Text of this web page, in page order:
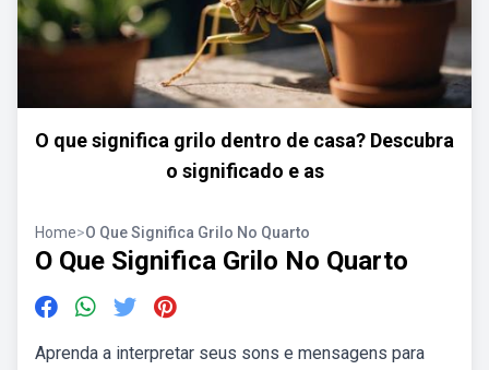
O que significa grilo dentro de casa? Descubra
o significado e as
Home>O Que Significa Grilo No Quarto
O Que Significa Grilo No Quarto
Aprenda a interpretar seus sons e mensagens para